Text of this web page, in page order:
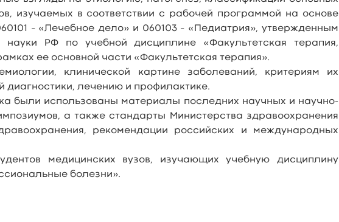
изучаемых в соответствии с рабочей программой на основе
– «Лечебное дело» и 060103 – «Педиатрия», утвержденным
науки РФ по учебной дисциплине «Факультетская терапия,
ее основной части «Факультетская терапия».
клинической картине заболеваний, критериям их
диагностики, лечению и профилактике.
были использованы материалы последних научных и научно-
а также стандарты Министерства здравоохранения
рекомендации российских и международных
медицинских вузов, изучающих учебную дисциплину
болезни».